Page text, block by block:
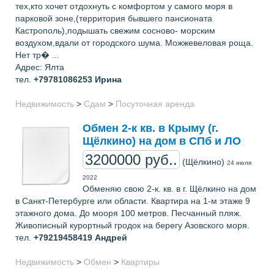
тех,кто хочет отдохнуть с комфортом у самого моря в
парковой зоне,(территория бывшего пансионата
Кастрополь),подышать свежим сосново- морским
воздухом,вдали от городского шума. Можжевеловая роща.
Нет тр� ...
Адрес: Ялта
тел. +79781086253 Ирина
Недвижимость > Сдам > Посуточная аренда
Обмен 2-к кв. в Крыму (г.
Щёлкино) на дом в СПб и ЛО
3200000 руб.. (Щёлкино) 24 июля
2022
Обменяю свою 2-к. кв. в г. Щёлкино на дом
в Санкт-Петербурге или области. Квартира на 1-м этаже 9
этажного дома. До мооря 100 метров. Песчанный пляж.
Живописный курортный гродок на берегу Азовского моря.
тел. +79219458419 Андрей
Недвижимость > Обмен > Квартиры